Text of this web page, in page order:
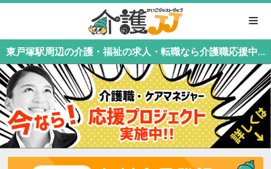
≡
東戸塚駅周辺の介護・福祉の求人・転職なら介護職応援中！介護職専門の介護ジャストジョブ（4ページ目）